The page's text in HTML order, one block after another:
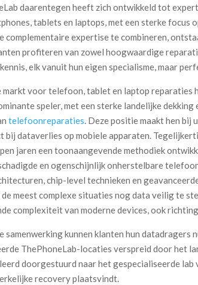
daarentegen heeft zich ontwikkeld tot
tablets en laptops, met een sterke focus
complementaire expertise te combineren,
profiteren van zowel hoogwaardige
elk vanuit hun eigen specialisme, maar
markt voor telefoon, tablet en laptop reparaties
speler, met een sterke landelijke
telefoonreparaties . Deze positie maakt hen
bij dataverlies op mobiele apparaten.
jaren een toonaangevende methodiek
en ogenschijnlijk onherstelbare
chip-level technieken en
de meest complexe situaties nog data veilig te
complexiteit van moderne devices, ook
samenwerking kunnen klanten hun datadragers
ThePhoneLab-locaties verspreid door het
doorgestuurd naar het gespecialiseerde lab
recovery plaatsvindt.